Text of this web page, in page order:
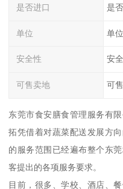
是否进口 是
单位 单位
安全性 安
可售卖地 可
东莞市食安膳食管理服务有
拓凭借着对蔬菜配送发展方
的服务范围已经遍布整个东
客提出的各项服务要求。
目前，很多、学校、酒店、